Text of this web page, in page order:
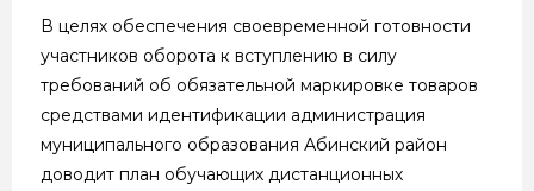
В целях обеспечения своевременной готовности
участников оборота к вступлению в силу
требований об обязательной маркировке товаров
средствами идентификации администрация
муниципального образования Абинский район
доводит план обучающих дистанционных